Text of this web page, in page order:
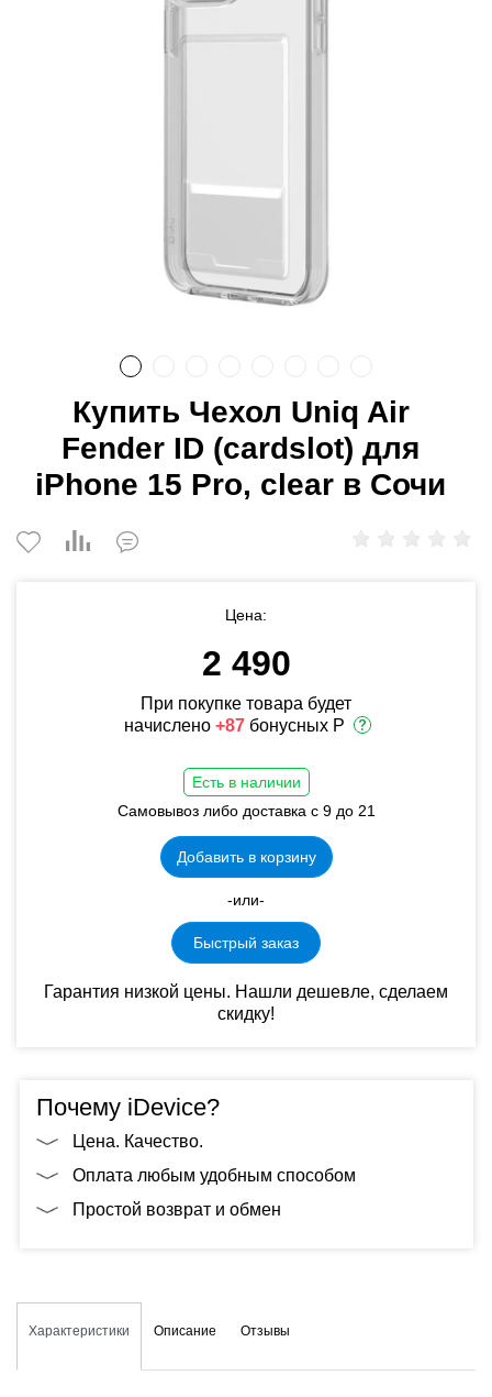
Купить Чехол Uniq Air
Fender ID (cardslot) для
iPhone 15 Pro, clear в Сочи
Цена:
2 490
При покупке товара будет
начислено +87бонусных Р
Есть в наличии
Самовывоз либо доставка с 9 до 21
Добавить в корзину
-или-
Быстрый заказ
Гарантия низкой цены. Нашли дешевле, сделаем
скидку!
Почему iDevice?
Цена. Качество.
Оплата любым удобным способом
Простой возврат и обмен
Описание
Характеристики Отзывы